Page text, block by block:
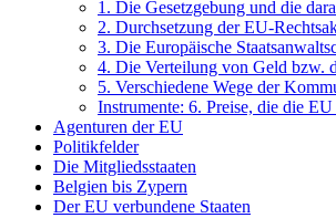
1. Die Gesetzgebung und die
2. Durchsetzung der EU-
3. Die Europäische
4. Die Verteilung von Geld bzw.
5. Verschiedene Wege der
Instrumente: 6. Preise, die die
Agenturen der EU
Politikfelder
Die Mitgliedsstaaten
Belgien bis Zypern
Der EU verbundene Staaten